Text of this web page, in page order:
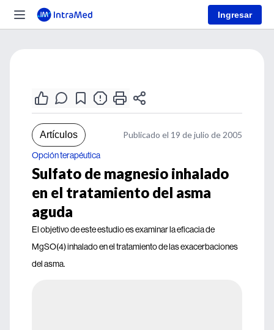
Ingresar
Artículos Publicado el 19 de julio de 2005
Opción terapéutica
Sulfato de magnesio inhalado
en el tratamiento del asma
aguda
El objetivo de este estudio es examinar la eficacia de
MgSO(4) inhalado en el tratamiento de las exacerbaciones
del asma.